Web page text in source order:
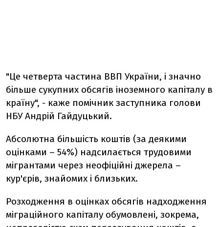
"Це четверта частина ВВП України, і значно
більше сукупних обсягів іноземного капіталу в
країну", - каже помічник заступника голови
НБУ Андрій Гайдуцький.
Абсолютна більшість коштів (за деякими
оцінками – 54%) надсилається трудовими
мігрантами через неофіційні джерела –
кур'єрів, знайомих і близьких.
Розходження в оцінках обсягів надходження
міграційного капіталу обумовлені, зокрема,